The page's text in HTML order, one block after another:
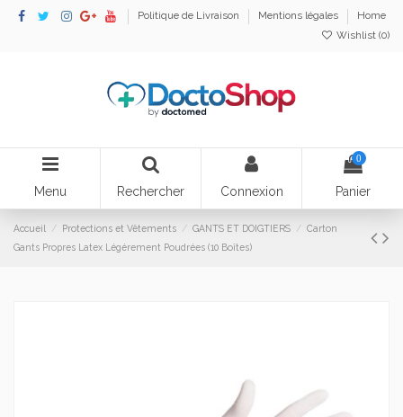
Politique de Livraison Mentions légales
Home
Wishlist (0)
Menu Rechercher Connexion
0
Panier
Accueil Protections et Vêtements GANTS ET DOIGTIERS
Carton
Gants Propres Latex Légérement Poudrées (10 Boîtes)